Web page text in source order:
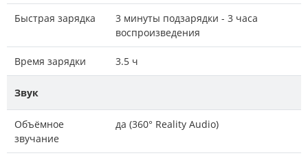
Быстрая зарядка
3 минуты подзарядки - 3 часа
воспроизведения
Время зарядки 3.5 ч
Звук
Объёмное
звучание
да (360° Reality Audio)